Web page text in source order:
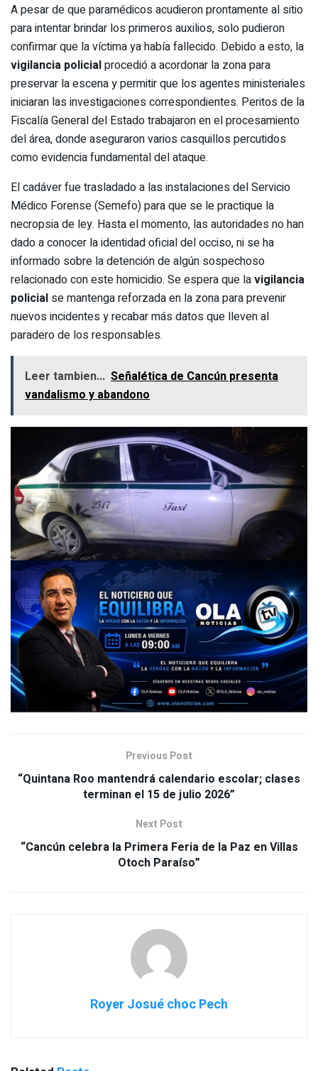
A pesar de que paramédicos acudieron prontamente al sitio
para intentar brindar los primeros auxilios, solo pudieron
confirmar que la víctima ya había fallecido. Debido a esto, la
vigilancia policialprocedió a acordonar la zona para
preservar la escena y permitir que los agentes ministeriales
iniciaran las investigaciones correspondientes. Peritos de la
Fiscalía General del Estado trabajaron en el procesamiento
del área, donde aseguraron varios casquillos percutidos
como evidencia fundamental del ataque.
El cadáver fue trasladado a las instalaciones del Servicio
Médico Forense (Semefo) para que se le practique la
necropsia de ley. Hasta el momento, las autoridades no han
dado a conocer la identidad oficial del occiso, ni se ha
informado sobre la detención de algún sospechoso
relacionado con este homicidio. Se espera que lavigilancia
policial se mantenga reforzada en la zona para prevenir
nuevos incidentes y recabar más datos que lleven al
paradero de los responsables.
Leer tambien... Señalética de Cancún presenta
vandalismo y abandono
Previous Post
“Quintana Roo mantendrá calendario escolar; clases
terminan el 15 de julio 2026”
Next Post
“Cancún celebra la Primera Feria de la Paz en Villas
Otoch Paraíso”
Royer Josué choc Pech